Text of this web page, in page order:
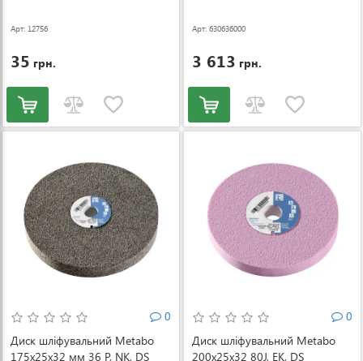
Арт: 12756
35 грн.
Арт: 630636000
3 613 грн.
0
Диск шліфувальний Metabo
175x25x32 мм 36 P, NK, DS
0
Диск шліфувальний Metabo
200x25x32 80J, EK, DS